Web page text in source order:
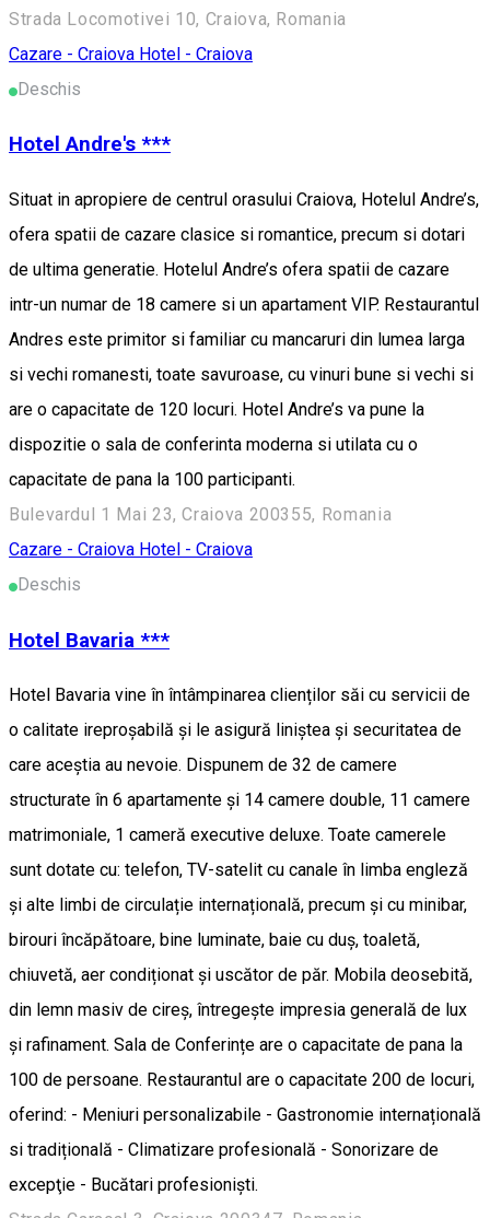
Strada Locomotivei 10, Craiova, Romania
Cazare - Craiova Hotel - Craiova
Deschis
Hotel Andre's ***
Situat in apropiere de centrul orasului Craiova, Hotelul Andre’s,
ofera spatii de cazare clasice si romantice, precum si dotari
de ultima generatie. Hotelul Andre’s ofera spatii de cazare
intr-un numar de 18 camere si un apartament VIP. Restaurantul
Andres este primitor si familiar cu mancaruri din lumea larga
si vechi romanesti, toate savuroase, cu vinuri bune si vechi si
are o capacitate de 120 locuri. Hotel Andre’s va pune la
dispozitie o sala de conferinta moderna si utilata cu o
capacitate de pana la 100 participanti.
Bulevardul 1 Mai 23, Craiova 200355, Romania
Cazare - Craiova Hotel - Craiova
Deschis
Hotel Bavaria ***
Hotel Bavaria vine în întâmpinarea clienților săi cu servicii de
o calitate ireproșabilă și le asigură liniștea și securitatea de
care aceștia au nevoie. Dispunem de 32 de camere
structurate în 6 apartamente și 14 camere double, 11 camere
matrimoniale, 1 cameră executive deluxe. Toate camerele
sunt dotate cu: telefon, TV-satelit cu canale în limba engleză
și alte limbi de circulație internațională, precum și cu minibar,
birouri încăpătoare, bine luminate, baie cu duș, toaletă,
chiuvetă, aer condiționat și uscător de păr. Mobila deosebită,
din lemn masiv de cireș, întregește impresia generală de lux
și rafinament. Sala de Conferințe are o capacitate de pana la
100 de persoane. Restaurantul are o capacitate 200 de locuri,
oferind: - Meniuri personalizabile - Gastronomie internațională
si tradițională - Climatizare profesională - Sonorizare de
excepţie - Bucătari profesionişti.